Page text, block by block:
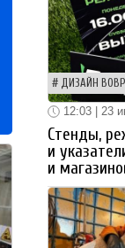
ДИЗАЙН
12:03 | 23
Стенды,
и
и